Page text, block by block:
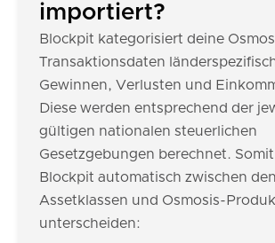
importiert?
Blockpit kategorisiert deine
Transaktionsdaten
Gewinnen, Verlusten und
Diese werden entsprechend der
gültigen nationalen steuerlichen
Gesetzgebungen berechnet.
Blockpit automatisch zwischen
Assetklassen und Osmosis-
unterscheiden: